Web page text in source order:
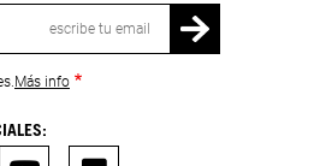
Más info